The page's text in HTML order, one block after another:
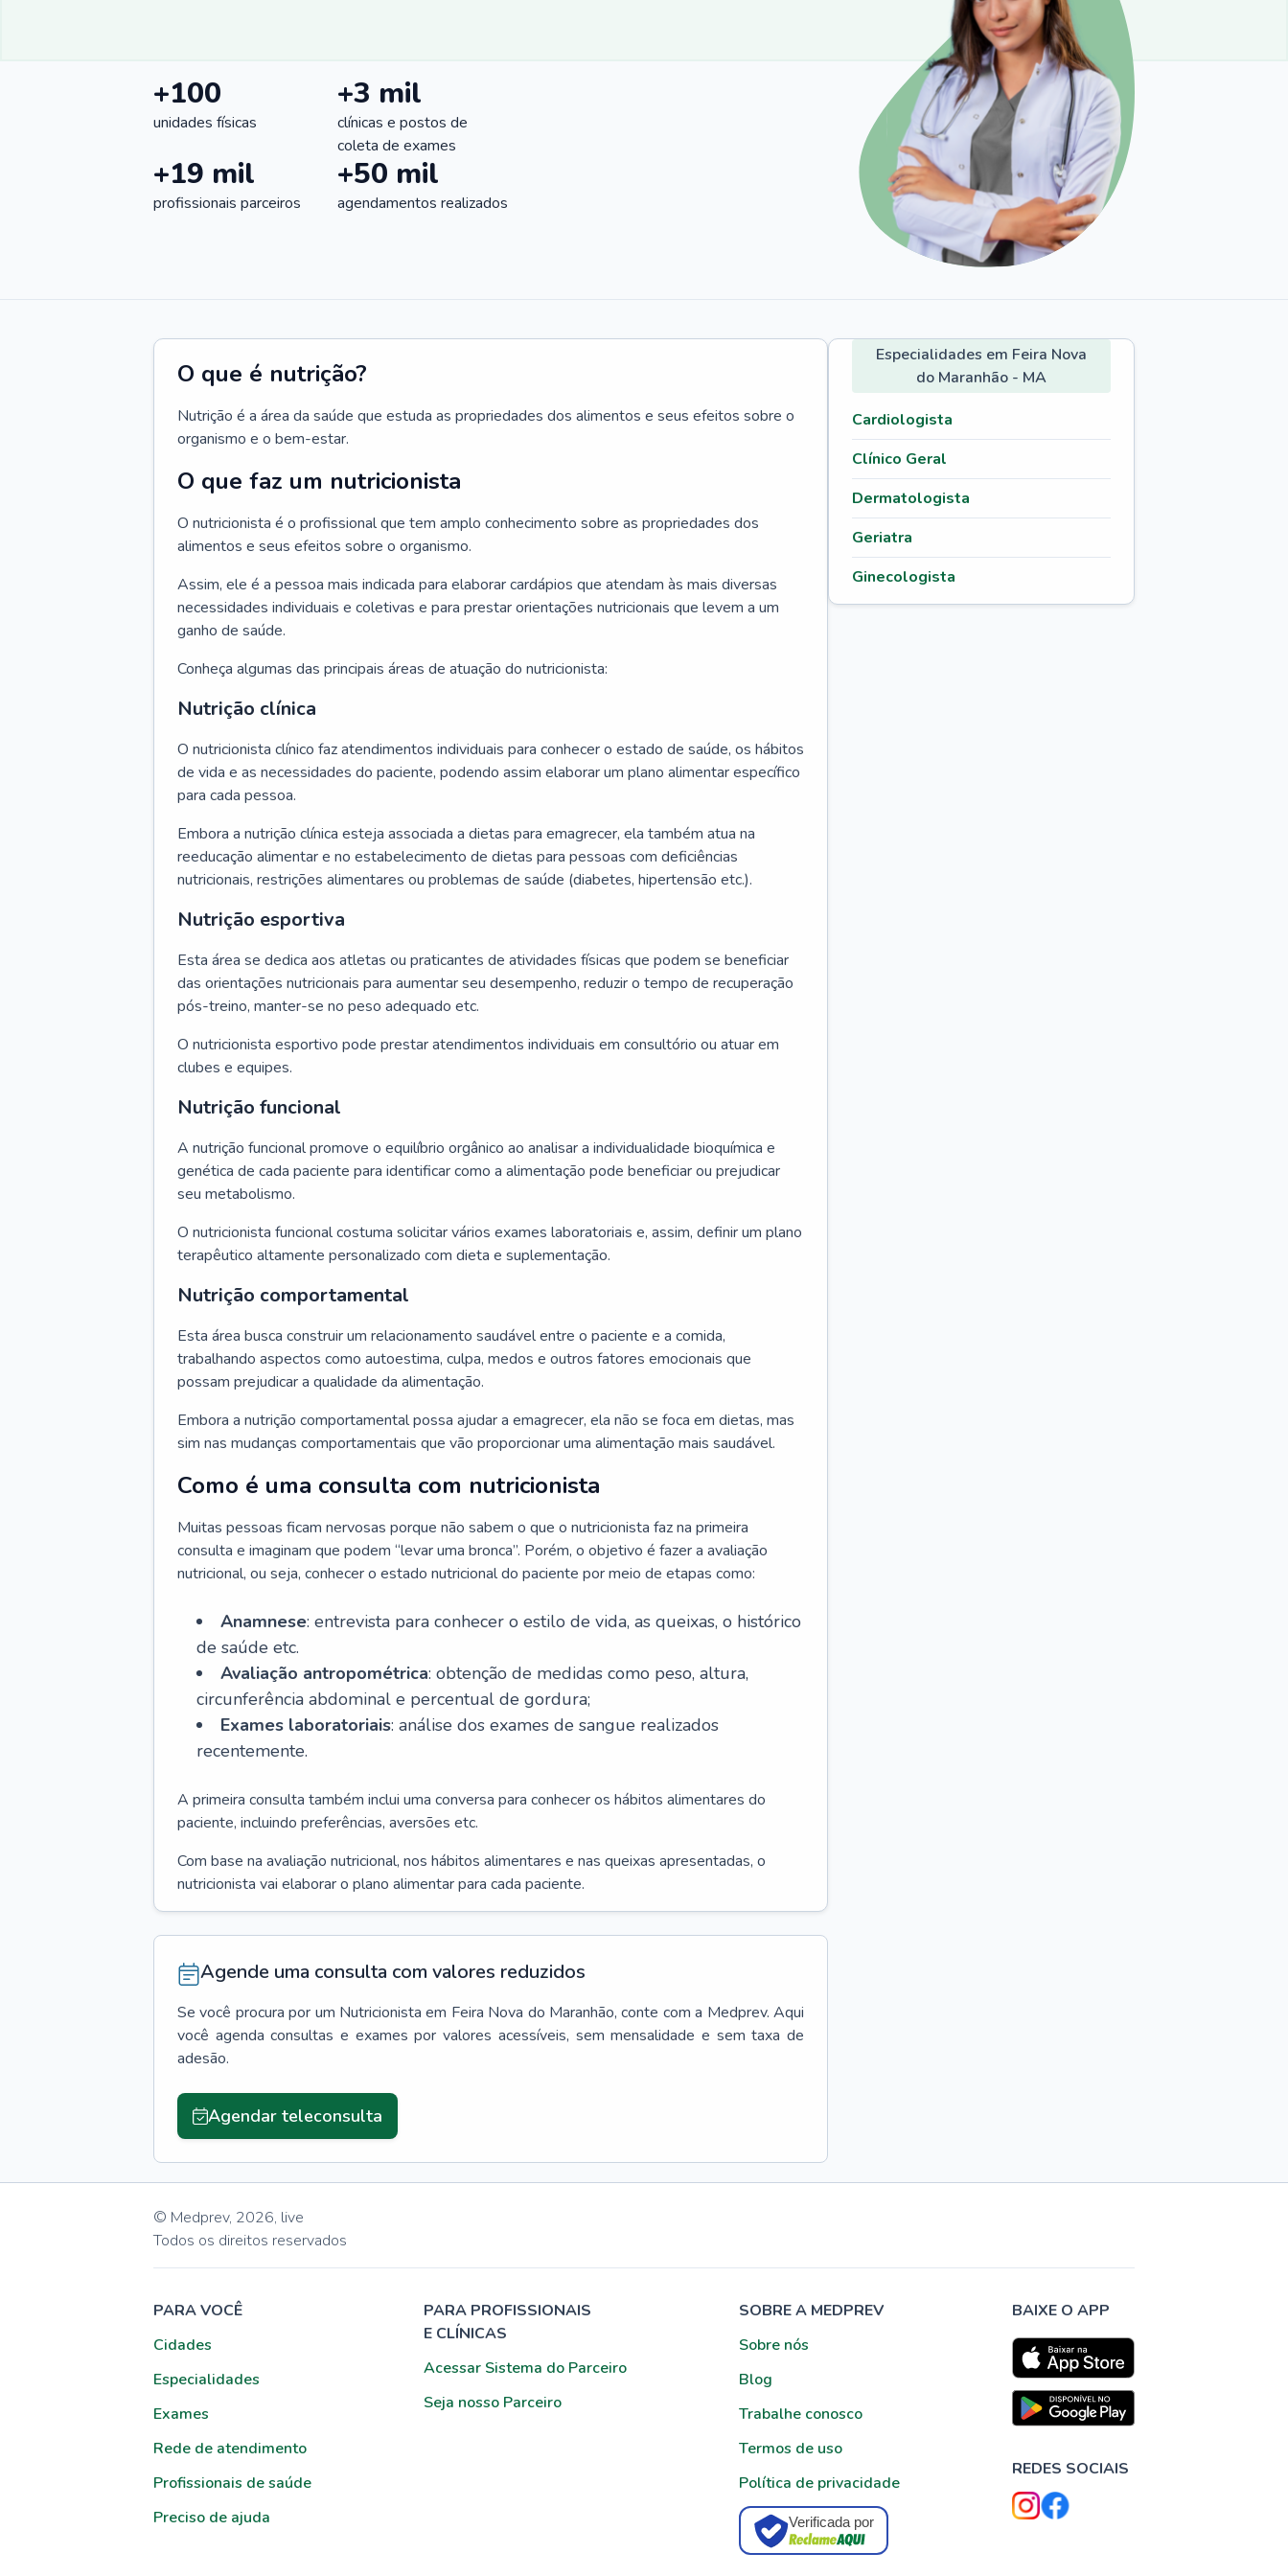
+100
unidades físicas
+3 mil
clínicas e postos de
coleta de exames
+19 mil
profissionais parceiros
+50 mil
agendamentos realizados
O que é nutrição?
Nutrição é a área da saúde que estuda as propriedades dos alimentos e seus efeitos sobre o
organismo e o bem-estar.
O que faz um nutricionista
O nutricionista é o profissional que tem amplo conhecimento sobre as propriedades dos
alimentos e seus efeitos sobre o organismo.
Assim, ele é a pessoa mais indicada para elaborar cardápios que atendam às mais diversas
necessidades individuais e coletivas e para prestar orientações nutricionais que levem a um
ganho de saúde.
Conheça algumas das principais áreas de atuação do nutricionista:
Nutrição clínica
O nutricionista clínico faz atendimentos individuais para conhecer o estado de saúde, os hábitos
de vida e as necessidades do paciente, podendo assim elaborar um plano alimentar específico
para cada pessoa.
Embora a nutrição clínica esteja associada a dietas para emagrecer, ela também atua na
reeducação alimentar e no estabelecimento de dietas para pessoas com deficiências
nutricionais, restrições alimentares ou problemas de saúde (diabetes, hipertensão etc.).
Nutrição esportiva
Esta área se dedica aos atletas ou praticantes de atividades físicas que podem se beneficiar
das orientações nutricionais para aumentar seu desempenho, reduzir o tempo de recuperação
pós-treino, manter-se no peso adequado etc.
O nutricionista esportivo pode prestar atendimentos individuais em consultório ou atuar em
clubes e equipes.
Nutrição funcional
A nutrição funcional promove o equilíbrio orgânico ao analisar a individualidade bioquímica e
genética de cada paciente para identificar como a alimentação pode beneficiar ou prejudicar
seu metabolismo.
O nutricionista funcional costuma solicitar vários exames laboratoriais e, assim, definir um plano
terapêutico altamente personalizado com dieta e suplementação.
Nutrição comportamental
Esta área busca construir um relacionamento saudável entre o paciente e a comida,
trabalhando aspectos como autoestima, culpa, medos e outros fatores emocionais que
possam prejudicar a qualidade da alimentação.
Embora a nutrição comportamental possa ajudar a emagrecer, ela não se foca em dietas, mas
sim nas mudanças comportamentais que vão proporcionar uma alimentação mais saudável.
Como é uma consulta com nutricionista
Muitas pessoas ficam nervosas porque não sabem o que o nutricionista faz na primeira
consulta e imaginam que podem “levar uma bronca”. Porém, o objetivo é fazer a avaliação
nutricional, ou seja, conhecer o estado nutricional do paciente por meio de etapas como:
Anamnese: entrevista para conhecer o estilo de vida, as queixas, o histórico
de saúde etc.
Avaliação antropométrica: obtenção de medidas como peso, altura,
circunferência abdominal e percentual de gordura;
Exames laboratoriais: análise dos exames de sangue realizados
recentemente.
A primeira consulta também inclui uma conversa para conhecer os hábitos alimentares do
paciente, incluindo preferências, aversões etc.
Com base na avaliação nutricional, nos hábitos alimentares e nas queixas apresentadas, o
nutricionista vai elaborar o plano alimentar para cada paciente.
Agende uma consulta com valores reduzidos
Se você procura por um Nutricionista em Feira Nova do Maranhão, conte com a Medprev. Aqui
você agenda consultas e exames por valores acessíveis, sem mensalidade e sem taxa de
adesão.
Agendar teleconsulta
Especialidades em Feira Nova
do Maranhão - MA
Cardiologista
Clínico Geral
Dermatologista
Geriatra
Ginecologista
© Medprev, 2026, live
Todos os direitos reservados
PARA VOCÊ
Cidades
Especialidades
Exames
Rede de atendimento
Profissionais de saúde
Preciso de ajuda
PARA PROFISSIONAIS
E CLÍNICAS
Acessar Sistema do Parceiro
Seja nosso Parceiro
SOBRE A MEDPREV
Sobre nós
Blog
Trabalhe conosco
Termos de uso
Política de privacidade
Verificada por
BAIXE O APP
REDES SOCIAIS